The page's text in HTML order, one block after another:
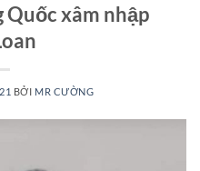
Quốc xâm nhập
BỞI MR CƯỜNG